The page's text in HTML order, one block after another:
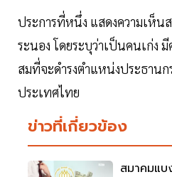
ประการที่หนึ่ง แสดงความเห็
ระนอง โดยระบุว่าเป็นคนเก่ง
สมที่จะดำรงตำแหน่งประธานก
ประเทศไทย
ข่าวที่เกี่ยวข้อง
สมาคมแ